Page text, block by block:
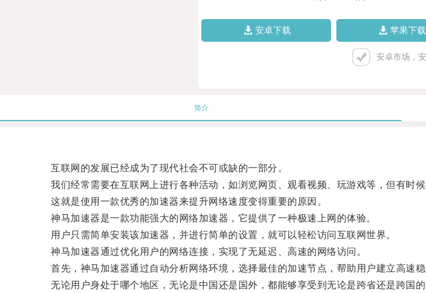
安卓下载 苹果下载
安卓市场，
简介
互联网的发展已经成为了现代社会不可或缺的一部分。
我们经常需要在互联网上进行各种活动，如浏览网页、观看视频、玩游戏等，但有时候
这就是使用一款优秀的加速器来提升网络速度变得重要的原因。
神马加速器是一款功能强大的网络加速器，它提供了一种极速上网的体验。
用户只需简单安装该加速器，并进行简单的设置，就可以轻松访问互联网世界。
神马加速器通过优化用户的网络连接，实现了无延迟、高速的网络访问。
首先，神马加速器通过自动分析网络环境，选择最佳的加速节点，帮助用户建立高速稳
无论用户身处于哪个地区，无论是中国还是国外，都能够享受到无论是跨省还是跨国的